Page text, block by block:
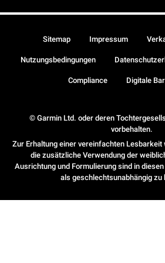
© Garmin Ltd. oder deren
vorbehalten.
Zur Erhaltung einer vereinfachten Lesbarkeit
die zusätzliche Verwendung der
Ausrichtung und Formulierung sind in
als geschlechtsunabhängig zu
Sitemap Impressum
Nutzungsbedingungen
Compliance Digitale